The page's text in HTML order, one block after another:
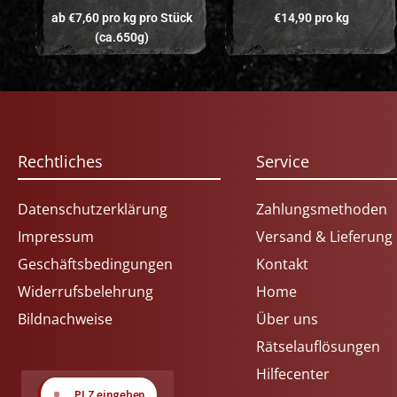
ab€7,60pro kgpro Stück
(ca.650g)
€14,90pro kg
Rechtliches
Datenschutzerklärung
Impressum
Geschäftsbedingungen
Widerrufsbelehrung
Bildnachweise
Service
Zahlungsmethoden
Versand & Lieferung
Kontakt
Home
Über uns
Rätselauflösungen
Hilfecenter